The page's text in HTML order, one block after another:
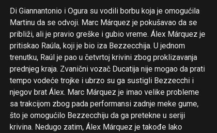
Di Giannantonio i Ogura su vodili borbu koja je omogućila
Martinu da se odvoji. Marc Márquez je pokušavao da se
približi, ali je pravio greške i gubio vreme. Álex Márquez je
pritiskao Raúla, koji je bio iza Bezzecchija. U jednom
trenutku, Raúl je pao u četvrtoj krivini zbog proklizavanja
prednjeg kraja. Zvanični vozač Ducatija nije mogao da prati
tempo vodeće trojke i ubrzo su ga sustigli Bezzecchi i
njegov brat Álex. Marc Márquez je imao velike probleme
sa trakcijom zbog pada performansi zadnje meke gume,
što je omogućilo Bezzecchiju da ga pretekne u seriji
krivina. Nedugo zatim, Álex Márquez je takođe lako